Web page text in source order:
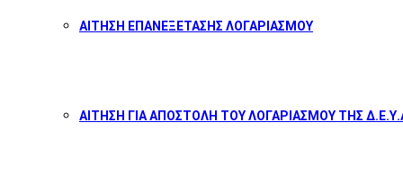
ΑΙΤΗΣΗ ΕΠΑΝΕΞΕΤΑΣΗΣ ΛΟΓΑΡΙΑΣΜΟΥ
ΑΙΤΗΣΗ ΓΙΑ ΑΠΟΣΤΟΛΗ ΤΟΥ ΛΟΓΑΡΙΑΣΜΟΥ ΤΗΣ